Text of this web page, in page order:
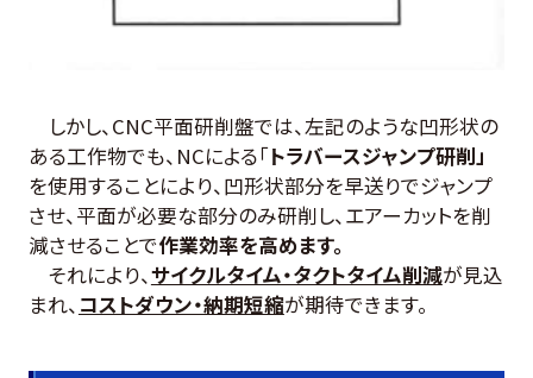
しかし、CNC平面研削盤では、左記のような凹形状の
ある工作物でも、NCによる「トラバースジャンプ研削」
を使用することにより、凹形状部分を早送りでジャンプ
させ、平面が必要な部分のみ研削し、エアーカットを削
減させることで作業効率を高めます。
それにより、サイクルタイム・タクトタイム削減が見込
まれ、 コストダウン・納期短縮が期待できます。